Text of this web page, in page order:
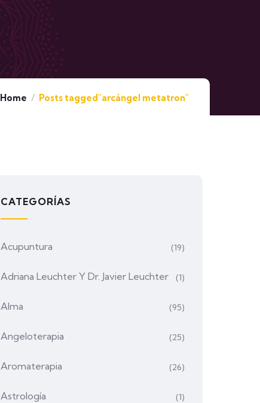
Home Posts tagged"arcángel metatron"
CATEGORÍAS
Acupuntura (19)
Adriana Leuchter Y Dr. Javier Leuchter (1)
Alma (95)
Angeloterapia (25)
Aromaterapia (26)
Astrología (1)